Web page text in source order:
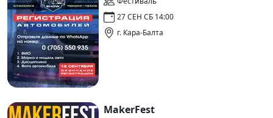
27 СЕН СБ 14:00
г. Кара-Балта
MakerFest